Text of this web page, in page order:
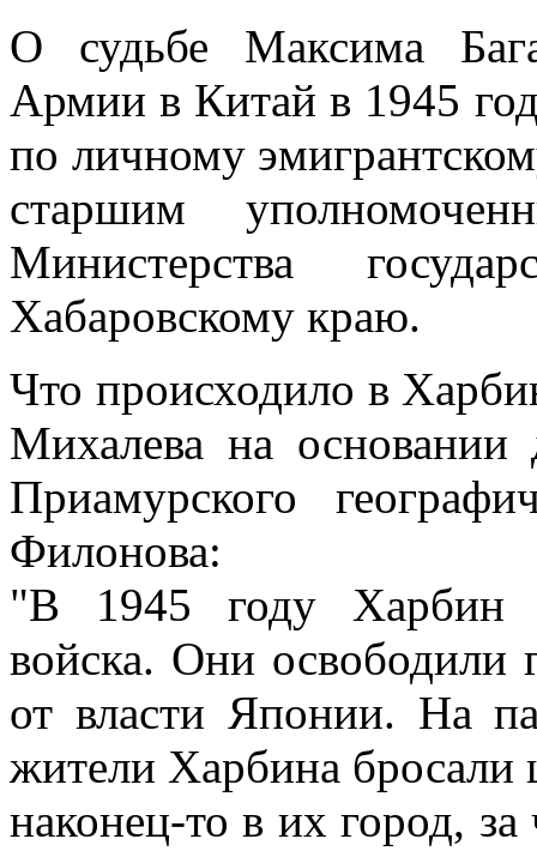
О судьбе Максима
Армии в Китай в 1945
по личному
старшим
Министерства
Хабаровскому краю.
Что происходило в
Михалева на основании
Приамурского
Филонова:
"В 1945 году Харбин
войска. Они
от власти Японии. На
жители Харбина бросали
наконец-то в их город,